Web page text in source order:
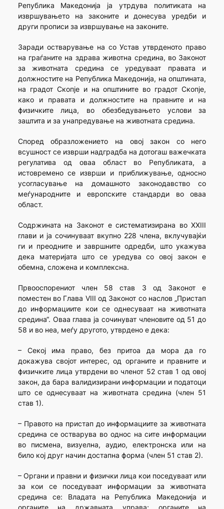
Република Македонија ја утрдува политиката на
извршувањето на законите и донесува уредби и
други прописи за извршување на законите.
Заради остварување на со Устав утврденото право
на граѓаните на здрава животна средина, во Законот
за животната средина се уредуваат правата и
должностите на Република Македонија, на општината,
на градот Скопје и на општините во градот Скопје,
како и правата и должностите на правните и на
физичките лица, во обезбедувањето услови за
заштита и за унапредување на животната средина.
Според образложението на овој закон со него
всушност се изврши надградба на дотогаш важечката
регулатива од оваа област во Републиката, а
истовремено се изврши и приближување, односно
усогласување на домашното законодавство со
меѓународните и европските стандарди во оваа
област.
Содржината на Законот е систематизирана во XXIII
глави и ја сочинуваат вкупно 228 члена, вклучувајќи
ги и преодните и завршните одредби, што укажува
дека материјата што се уредува со овој закон е
обемна, сложена и комплексна.
Првооспорениот член 58 став 3 од Законот е
поместен во Глава VIII од Законот со наслов „Пристап
до информациите кои се однесуваат на животната
средина“. Оваа глава ја сочинуват членовите од 51 до
58 и во неа, меѓу другото, утврдено е дека:
– Секој има право, без притоа да мора да го
докажува својот интерес, од органите и правните и
физичките лица утврдени во членот 52 став 1 од овој
закон, да бара валидизирани информации и податоци
што се однесуваат на животната средина (член 51
став 1).
– Правото на пристап до информациите за животната
средина се остварува во однос на сите информации
во писмена, визуелна, аудио, електронска или на
било кој друг начин достапна форма (член 51 став 2).
– Органи и правни и физички лица кои поседуваат или
за кои се поседуваат информации за животната
средина се: Владата на Република Македонија и